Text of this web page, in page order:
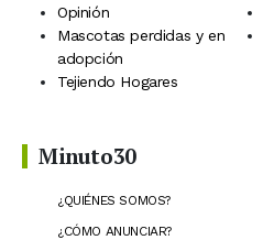
Opinión
Mascotas perdidas y en
adopción
Tejiendo Hogares
Minuto30
¿QUIÉNES SOMOS?
¿CÓMO ANUNCIAR?